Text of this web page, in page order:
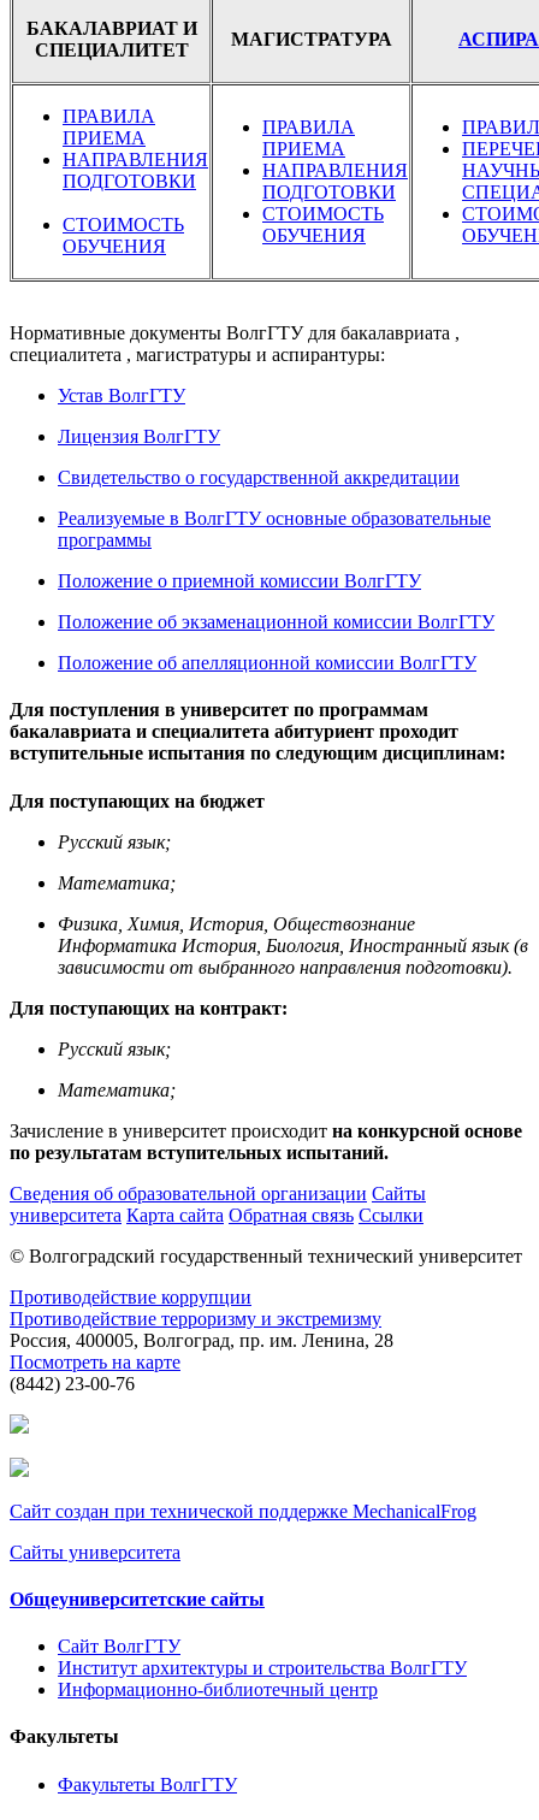
БАКАЛАВРИАТ И
СПЕЦИАЛИТЕТ
МАГИСТРАТУРА
ПРАВИЛА
ПРИЕМА
НАПРАВЛЕНИЯ
ПОДГОТОВКИ
СТОИМОСТЬ
ОБУЧЕНИЯ
ПРАВИЛА
ПРИЕМА
НАПРАВЛЕНИЯ
ПОДГОТОВКИ
СТОИМОСТЬ
ОБУЧЕНИЯ
Нормативные документы ВолгГТУ для бакалавриата ,
специалитета , магистратуры и аспирантуры:
Устав ВолгГТУ
Лицензия ВолгГТУ
Свидетельство о государственной аккредитации
Реализуемые в ВолгГТУ основные образовательные
программы
Положение о приемной комиссии ВолгГТУ
Положение об экзаменационной комиссии ВолгГТУ
Положение об апелляционной комиссии ВолгГТУ
Для поступления в университет по программам
бакалавриата и специалитета абитуриент проходит
вступительные испытания по следующим дисциплинам:
Для поступающих на бюджет
Русский язык;
Математика;
Физика, Химия, История, Обществознание
Информатика История, Биология, Иностранный язык (в
зависимости от выбранного направления подготовки).
Для поступающих на контракт:
Русский язык;
Математика;
Зачисление в университет происходит на конкурсной основе
по результатам вступительных испытаний.
Сведения об образовательной организации Сайты
университета Карта сайта Обратная связь Ссылки
© Волгоградский государственный технический университет
Противодействие коррупции
Противодействие терроризму и экстремизму
Россия, 400005, Волгоград, пр. им. Ленина, 28
Посмотреть на карте
(8442) 23-00-76
Сайт создан при технической поддержке MechanicalFrog
Сайты университета
Общеуниверситетские сайты
Сайт ВолгГТУ
Институт архитектуры и строительства ВолгГТУ
Информационно-библиотечный центр
Факультеты
Факультеты ВолгГТУ